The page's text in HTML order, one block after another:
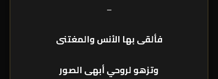
–
فألقى بها الأنس والمغتنى
وتزهو لروحي أبهى الصور